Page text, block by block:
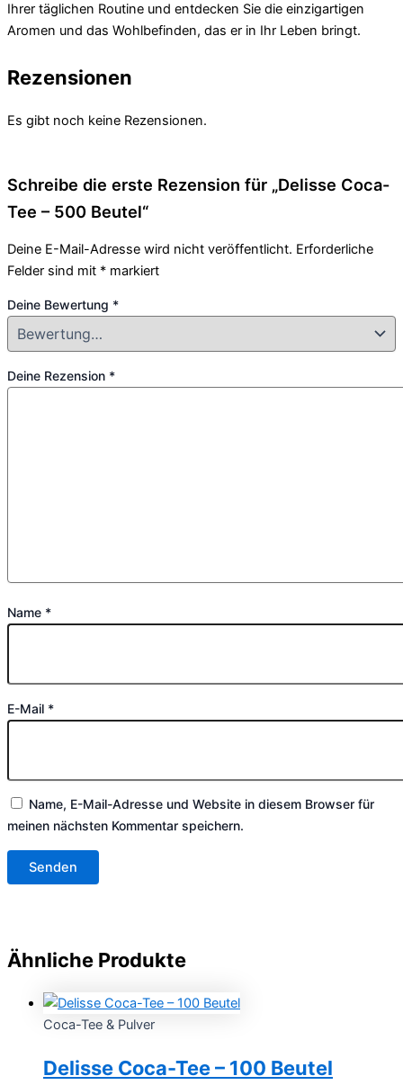
Ihrer täglichen Routine und entdecken Sie die einzigartigen
Aromen und das Wohlbefinden, das er in Ihr Leben bringt.
Rezensionen
Es gibt noch keine Rezensionen.
Schreibe die erste Rezension für „Delisse Coca-
Tee – 500 Beutel“
Deine E-Mail-Adresse wird nicht veröffentlicht. Erforderliche
Felder sind mit * markiert
Deine Bewertung *
Deine Rezension *
Name *
E-Mail *
Name, E-Mail-Adresse und Website in diesem Browser für
meinen nächsten Kommentar speichern.
Ähnliche Produkte
Coca-Tee & Pulver
Delisse Coca-Tee – 100 Beutel